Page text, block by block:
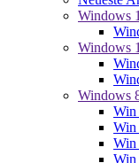
Windows
Windows
Windows
Win
Win
Win
Win